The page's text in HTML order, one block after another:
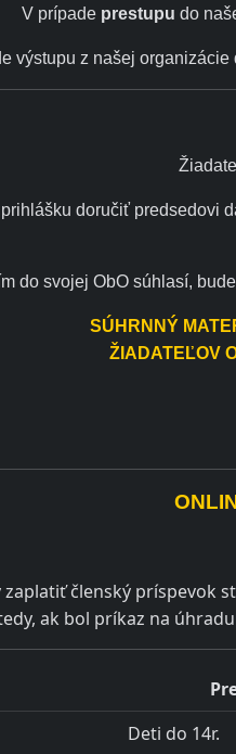
V prípade prestupu do
výstupu z našej
doručiť predsedovi
do svojej ObO súhlasí,
SÚHRNNÝ
ŽIADATEĽOV
zaplatiť členský príspevok
ak bol príkaz na
Deti do 14r.